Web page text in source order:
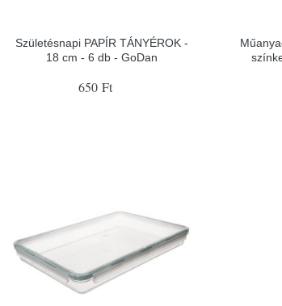
Születésnapi PAPÍR TÁNYÉROK -
18 cm - 6 db - GoDan
650 Ft